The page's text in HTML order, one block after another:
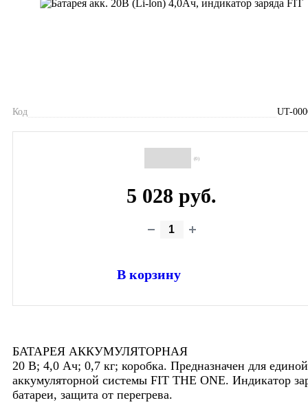
Код UT-
(0)
5 028 руб.
В корзину
БАТАРЕЯ АККУМУЛЯТОРНАЯ
20 В; 4,0 Ач; 0,7 кг; коробка. Предназначен для единой
аккумуляторной системы FIT THE ONE. Индикатор
батареи, защита от перегрева.